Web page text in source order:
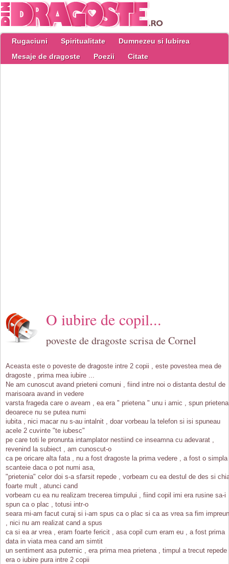
Rugaciuni Spiritualitate
Dumnezeu si Iubirea
Mesaje de dragoste
Poezii Citate
O iubire de copil...
poveste de dragoste scrisa de Cornel
Aceasta este o poveste de dragoste intre 2 copii , este povestea mea de
dragoste , prima mea iubire ...
Ne am cunoscut avand prieteni comuni , fiind intre noi o distanta destul de
marisoara avand in vedere
varsta frageda care o aveam , ea era " prietena " unu i amic , spun prietena
deoarece nu se putea numi
iubita , nici macar nu s-au intalnit , doar vorbeau la telefon si isi spuneau
acele 2 cuvinte "te iubesc"
pe care toti le pronunta intamplator nestiind ce inseamna cu adevarat ,
revenind la subiect , am cunoscut-o
ca pe oricare alta fata , nu a fost dragoste la prima vedere , a fost o simpla
scanteie daca o pot numi asa,
"prietenia" celor doi s-a sfarsit repede , vorbeam cu ea destul de des si
foarte mult , atunci cand
vorbeam cu ea nu realizam trecerea timpului , fiind copil imi era rusine sa-i
spun ca o plac , totusi intr-o
seara mi-am facut curaj si i-am spus ca o plac si ca as vrea sa fim
, nici nu am realizat cand a spus
ca si ea ar vrea , eram foarte fericit , asa copil cum eram eu , a fost prima
data in viata mea cand am simtit
un sentiment asa puternic , era prima mea prietena , timpul a trecut repede
era o iubire pura intre 2 copii